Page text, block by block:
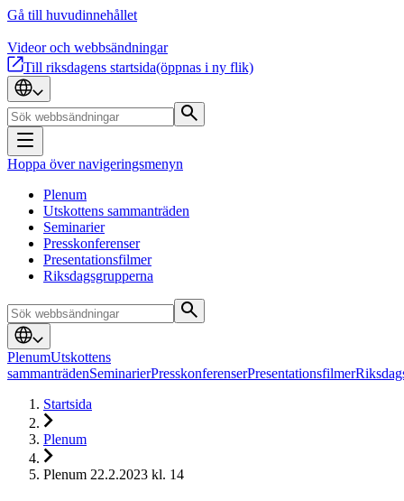
Gå till huvudinnehållet
Videor och webbsändningar
Till riksdagens startsida(öppnas i ny flik)
Hoppa över navigeringsmenyn
Plenum
Utskottens sammanträden
Seminarier
Presskonferenser
Presentationsfilmer
Riksdagsgrupperna
PlenumUtskottens
sammanträdenSeminarierPresskonferenserPresentationsfilmer
Startsida
Plenum
Plenum 22.2.2023 kl. 14